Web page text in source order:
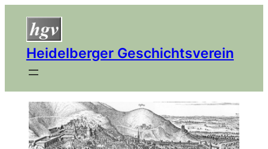
Heidelberger Geschichtsverein